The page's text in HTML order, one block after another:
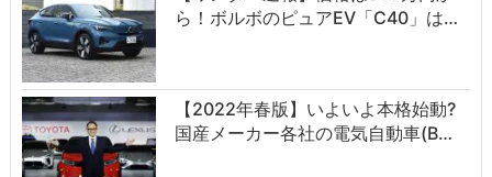
ら！ボルボのピュアEV「C40」は…
【2022年春版】いよいよ本格始動?
国産メーカー各社の電気自動車(B…